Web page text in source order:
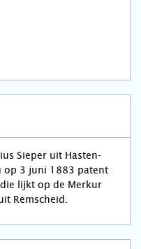
Sieper uit Hasten-
op 3 juni 1883 patent
lijkt op de Merkur
Remscheid.